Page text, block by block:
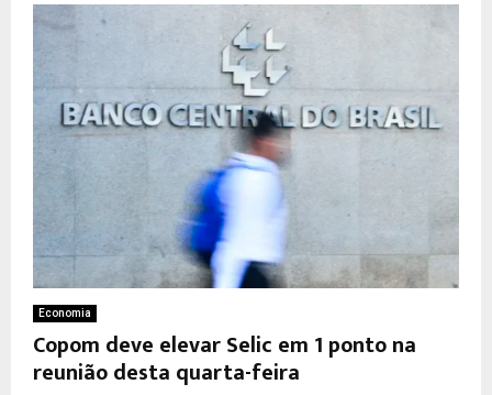
Economia
Copom deve elevar Selic em 1 ponto na
reunião desta quarta-feira